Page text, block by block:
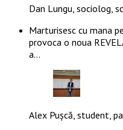
Dan Lungu, sociolog,
Marturisesc cu mana
provoca o noua
a…
Alex Pușcă, student,